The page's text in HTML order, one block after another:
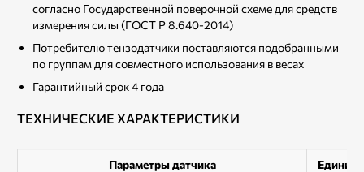
согласно Государственной поверочной схеме для средств
измерения силы (ГОСТ Р 8.640-2014)
Потребителю тензодатчики поставляются подобранными
по группам для совместного использования в весах
Гарантийный срок 4 года
ТЕХНИЧЕСКИЕ ХАРАКТЕРИСТИКИ
Параметры датчика